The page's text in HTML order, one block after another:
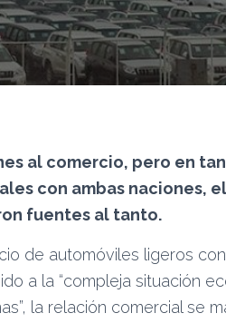
al comercio, pero en
con ambas naciones,
fuentes al tanto.
de automóviles ligeros
a la “compleja situación
la relación comercial se